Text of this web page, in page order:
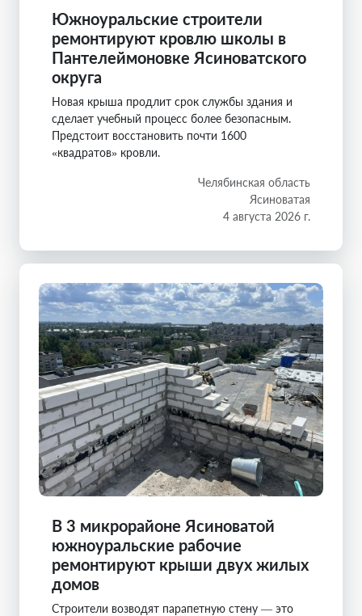
Южноуральские строители
ремонтируют кровлю школы в
Пантелеймоновке Ясиноватского
округа
Новая крыша продлит срок службы здания и
сделает учебный процесс более безопасным.
Предстоит восстановить почти 1600
«квадратов» кровли.
Челябинская область
Ясиноватая
4 августа 2026 г.
В 3 микрорайоне Ясиноватой
южноуральские рабочие
ремонтируют крыши двух жилых
домов
Строители возводят парапетную стену — это